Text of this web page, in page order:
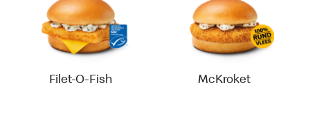
Filet-O-Fish McKroket